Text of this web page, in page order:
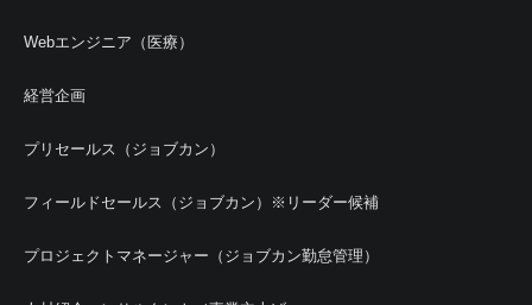
Webエンジニア（医療）
経営企画
プリセールス（ジョブカン）
フィールドセールス（ジョブカン）※リーダー候補
プロジェクトマネージャー（ジョブカン勤怠管理）